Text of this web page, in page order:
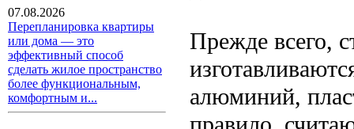
07.08.2026
Перепланировка квартиры
или дома — это
эффективный способ
сделать жилое пространство
более функциональным,
комфортным и...
Прежде всего,
алюминий,